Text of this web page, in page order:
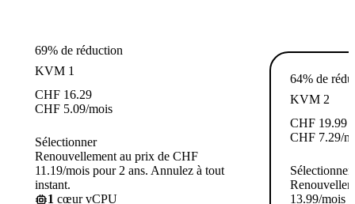
69% de réduction
KVM 1
CHF 16.29
CHF 5.09/mois
Sélectionner
Renouvellement au prix de CHF
11.19/mois pour 2 ans. Annulez à tout
instant.
1 cœur vCPU
64% de
KVM 2
CHF 19.99
CHF 7.29/
Sélectionner
13.99/mois